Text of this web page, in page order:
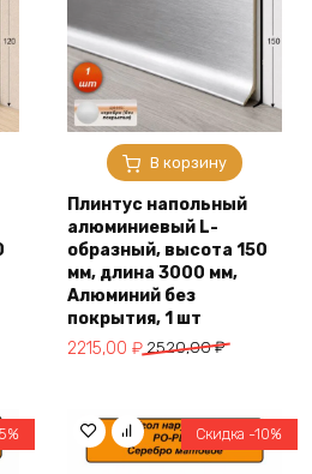
В корзину
Плинтус напольный
алюминиевый L-
образный, высота 150
мм, длина 3000 мм,
Алюминий без
покрытия, 1 шт
2520,00₽
Первоначальная
2520,00 ₽.
2215,00 ₽
Текущая
Скидка -10%